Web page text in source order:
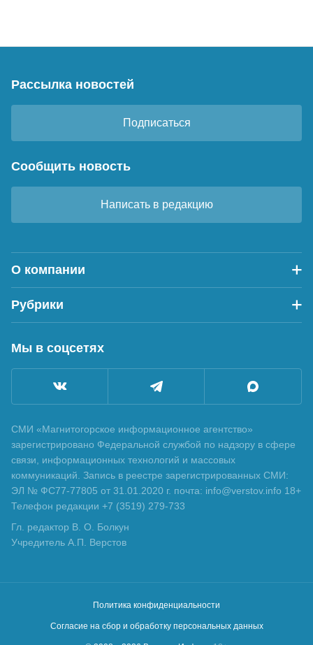
Рассылка новостей
Подписаться
Сообщить новость
Написать в редакцию
О компании
Рубрики
Мы в соцсетях
СМИ «Магнитогорское информационное агентство»
зарегистрировано Федеральной службой по надзору в сфере
связи, информационных технологий и массовых
коммуникаций. Запись в реестре зарегистрированных СМИ:
ЭЛ № ФС77-77805 от 31.01.2020 г. почта: info@verstov.info 18+
Телефон редакции +7 (3519) 279-733
Гл. редактор В. О. Болкун
Учредитель А.П. Верстов
Политика конфиденциальности
Согласие на сбор и обработку персональных данных